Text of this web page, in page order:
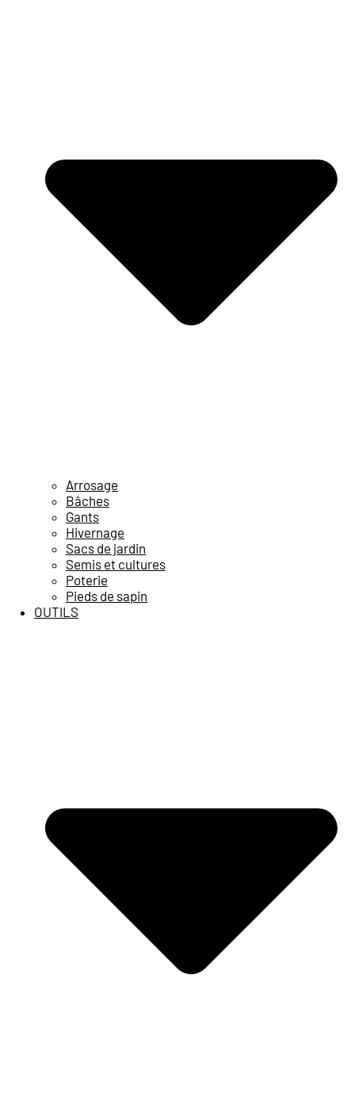
Arrosage
Bâches
Gants
Hivernage
Sacs de jardin
Semis et cultures
Poterie
Pieds de sapin
OUTILS